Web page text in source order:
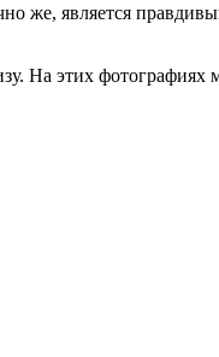
же, является
На этих